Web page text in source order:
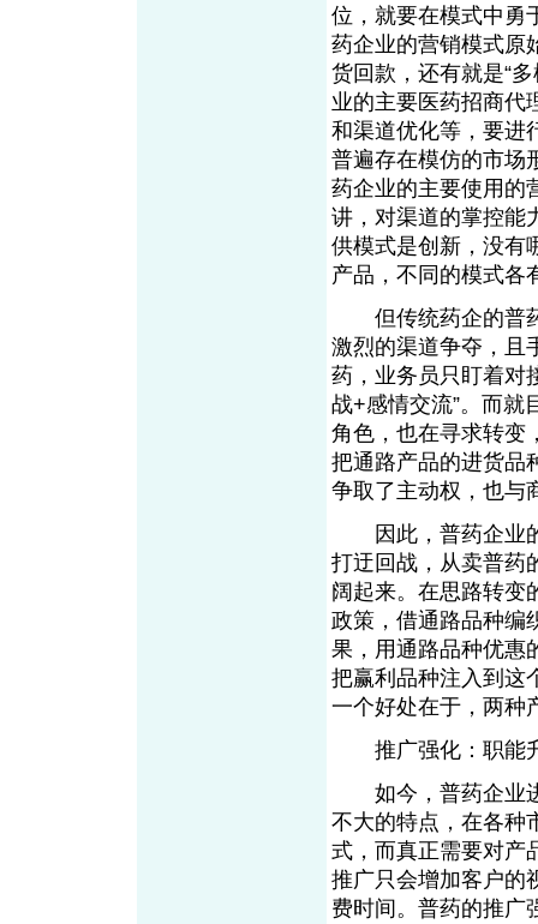
位，就要在模式中勇
药企业的营销模式原
货回款，还有就是“
业的主要医药招商代
和渠道优化等，要进
普遍存在模仿的市场
药企业的主要使用的
讲，对渠道的掌控能
供模式是创新，没有
产品，不同的模式各
但传统药企的普药
激烈的渠道争夺，且
药，业务员只盯着对
战+感情交流”。而就
角色，也在寻求转变
把通路产品的进货品
争取了主动权，也与
因此，普药企业的
打迂回战，从卖普药
阔起来。在思路转变
政策，借通路品种编
果，用通路品种优惠
把赢利品种注入到这
一个好处在于，两种
推广强化：职能
如今，普药企业进
不大的特点，在各种
式，而真正需要对产
推广只会增加客户的
费时间。普药的推广